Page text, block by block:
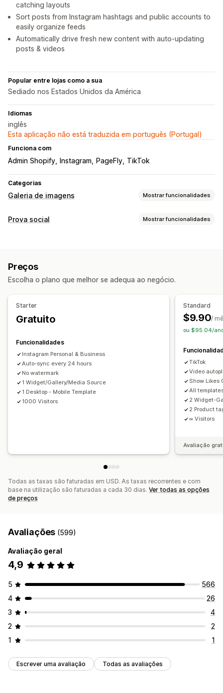
catching layouts
Sort posts from Instagram hashtags and public accounts to
easily organize feeds
Automatically drive fresh new content with auto-updating
posts & videos
Popular entre lojas como a sua
Sediado nos Estados Unidos da América
Idiomas
inglês
Esta aplicação não está traduzida em português (Portugal)
Funciona com
Admin Shopify Instagram PageFly TikTok
Categorias
Galeria de imagens Mostrar funcionalidades
Tipos de galeria
Personalização
Estilos personalizados
CSS personalizado
Legendas
Multilingue
Prova social Mostrar funcionalidades
Opções de apresentação
Rastreio do envolvimento
Preços
Escolha o plano que melhor se adequa ao negócio.
Starter
Gratuito
Funcionalidades
Instagram Personal & Business
Auto-sync every 24 hours
No watermark
1 Widget/Gallery/Media Source
1 Desktop - Mobile Template
1000 Visitors
Standard
$9.90/
ou $95.04/
TikTok
Video
Show Likes
All
2 Widget-
2 Product
∞ Visitors
Avaliação
Todas as taxas são faturadas em USD. As taxas recorrentes e com
base na utilização são faturadas a cada 30 dias. Ver todas as opções
de preços
Avaliações (599)
Avaliação geral
4,9
5
566
4
26
3
4
2
2
1
1
Escrever uma avaliação Todas as avaliações